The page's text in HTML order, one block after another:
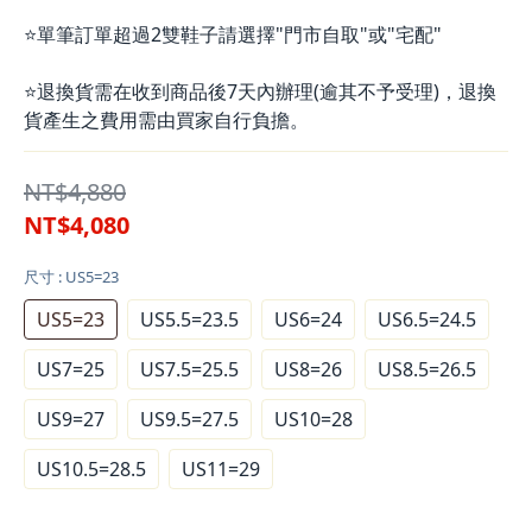
⭐單筆訂單超過2雙鞋子請選擇"門市自取"或"宅配"
⭐退換貨需在收到商品後7天內辦理(逾其不予受理)，退換
貨產生之費用需由買家自行負擔。
NT$4,880
NT$4,080
尺寸 : US5=23
US5=23 US5.5=23.5 US6=24
US6.5=24.5
US7=25
US7.5=25.5 US8=26
US8.5=26.5
US9=27
US9.5=27.5
US10=28
US10.5=28.5
US11=29